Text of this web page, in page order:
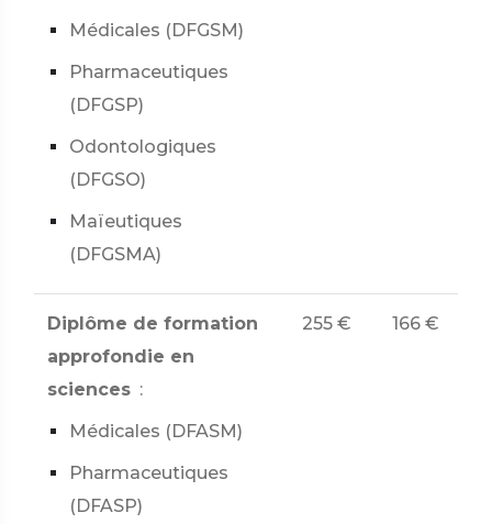
Médicales (DFGSM)
Pharmaceutiques
(DFGSP)
Odontologiques
(DFGSO)
Maïeutiques
(DFGSMA)
Diplôme de formation
approfondie en
sciences :
Médicales (DFASM)
Pharmaceutiques
(DFASP)
255 € 166 €